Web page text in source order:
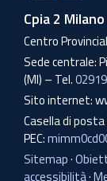
Cpia 2
Centro
Sede centrale:
(MI) – Tel.
Sito internet:
Casella di
PEC:
Sitemap·
accessibilità·